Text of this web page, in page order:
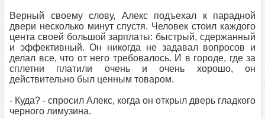
Верный своему слову, Алекс подъехал к парадной
двери несколько минут спустя. Человек стоил каждого
цента своей большой зарплаты: быстрый, сдержанный
и эффективный. Он никогда не задавал вопросов и
делал все, что от него требовалось. И в городе, где за
сплетни платили очень и очень хорошо, он
действительно был ценным товаром.
- Куда? - спросил Алекс, когда он открыл дверь гладкого
черного лимузина.